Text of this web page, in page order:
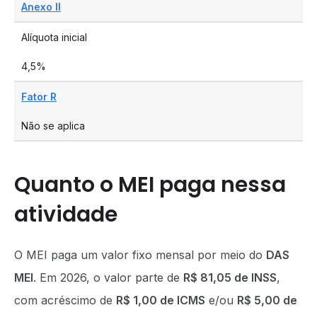
Anexo II
Alíquota inicial
4,5%
Fator R
Não se aplica
Quanto o MEI paga nessa
atividade
O MEI paga um valor fixo mensal por meio do DAS
MEI. Em 2026, o valor parte de R$ 81,05 de INSS,
com acréscimo de R$ 1,00 de ICMS e/ou R$ 5,00 de